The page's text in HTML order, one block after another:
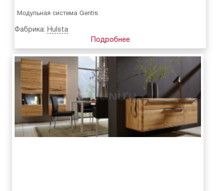
Модульная система Gentis
Фабрика: Hulsta
Подробнее